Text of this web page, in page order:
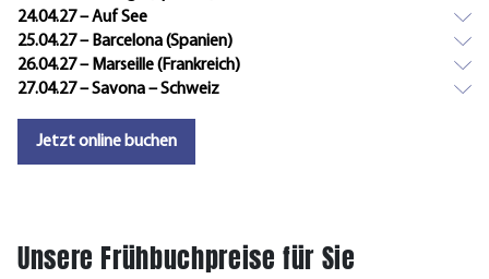
24.04.27 – Auf See
25.04.27 – Barcelona (Spanien)
26.04.27 – Marseille (Frankreich)
27.04.27 – Savona – Schweiz
Jetzt online buchen
Unsere Frühbuchpreise für Sie